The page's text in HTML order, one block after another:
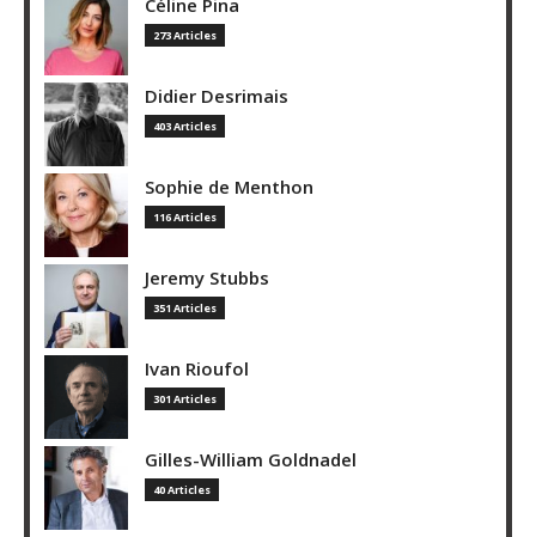
273 Articles
Didier Desrimais
403 Articles
Sophie de Menthon
116 Articles
Jeremy Stubbs
351 Articles
Ivan Rioufol
301 Articles
Gilles-William Goldnadel
40 Articles